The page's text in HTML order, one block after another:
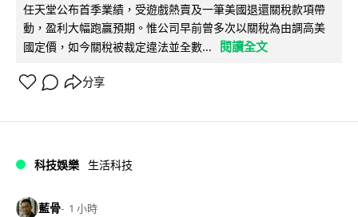
任天堂公布首季業績，受遊戲熱賣及一筆美國退還關稅款項帶
動，盈利大幅跑贏預期。惟公司早前曾多次以關稅為由調高美
國定價，如今關稅被裁定違法並全數...
閱讀全文
分享
科技娛樂 生活科技
藍骨 1 小時